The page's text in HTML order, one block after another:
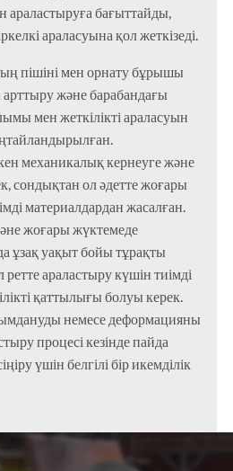
бағыттайды,
араласуына қол жеткізеді.
пішіні мен орнату бұрышы
арттыру және барабандағы
мен жеткілікті араласуын
механикалық кернеуге және
сондықтан ол әдетте жоғары
материалдардан жасалған.
жоғары жүктемеде
ұзақ уақыт бойы тұрақты
араластыру күшін тиімді
қаттылығы болуы керек.
немесе деформацияны
процесі кезінде пайда
үшін белгілі бір икемділік